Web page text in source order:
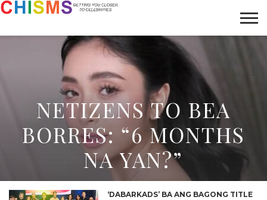
LIFESTYLE
GALLERY
ARTICLES
ABOUT
NETIZENS TO BEA
BORRES: “6 MONTHS
NA YAN?”
‘DABARKADS’ BA ANG BAGONG TITLE